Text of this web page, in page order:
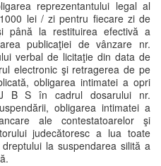
reprezentantului legal al
lei / zi pentru fiecare zi de
până la restituirea efectivă a
publicaţiei de vânzare nr.
verbal de licitaţie din data de
electronic şi retragerea de pe
obligarea intimatei a opri
B S în cadrul dosarului nr.
obligarea intimatei a
ale contestatoarelor şi
judecătoresc a lua toate
la suspendarea silită a